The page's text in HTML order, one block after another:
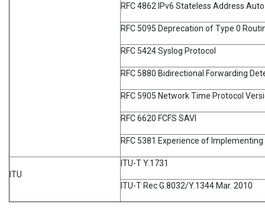
RFC 4862 IPv6 Stateless Address
RFC 5095 Deprecation of Type 0
RFC 5424 Syslog Protocol
RFC 5880 Bidirectional Forwarding
RFC 5905 Network Time Protocol
RFC 6620 FCFS SAVI
RFC 5381 Experience of Implementing
ITU
ITU-T Y.1731
ITU-T Rec G.8032/Y.1344 Mar. 2010